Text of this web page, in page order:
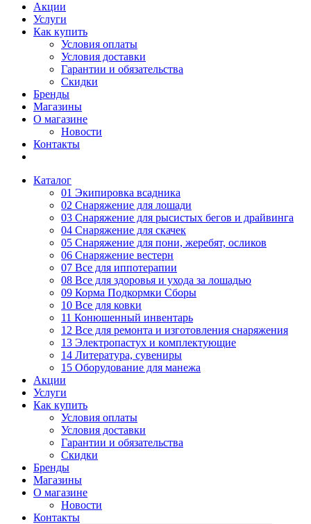
Акции
Услуги
Как купить
Условия оплаты
Условия доставки
Гарантии и обязательства
Скидки
Бренды
Магазины
О магазине
Новости
Контакты
Каталог
01 Экипировка всадника
02 Снаряжение для лошади
03 Снаряжение для рысистых бегов и драйвинга
04 Снаряжение для скачек
05 Снаряжение для пони, жеребят, осликов
06 Снаряжение вестерн
07 Все для иппотерапии
08 Все для здоровья и ухода за лошадью
09 Корма Подкормки Сборы
10 Все для ковки
11 Конюшенный инвентарь
12 Все для ремонта и изготовления снаряжения
13 Электропастух и комплектующие
14 Литература, сувениры
15 Оборудование для манежа
Акции
Услуги
Как купить
Условия оплаты
Условия доставки
Гарантии и обязательства
Скидки
Бренды
Магазины
О магазине
Новости
Контакты